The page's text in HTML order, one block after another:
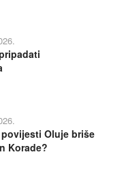
Oluje briše
Korade?